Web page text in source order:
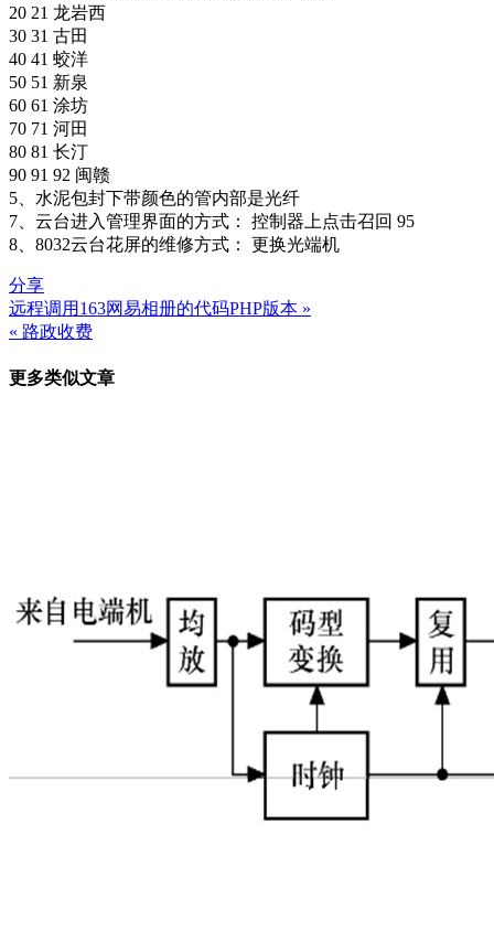
20 21 龙岩西
30 31 古田
40 41 蛟洋
50 51 新泉
60 61 涂坊
70 71 河田
80 81 长汀
90 91 92 闽赣
5、水泥包封下带颜色的管内部是光纤
7、云台进入管理界面的方式： 控制器上点击召回 95
8、8032云台花屏的维修方式： 更换光端机
分享
文
章
导
远程调用163网易相册的代码PHP版本 »
« 路政收费
更多类似文章